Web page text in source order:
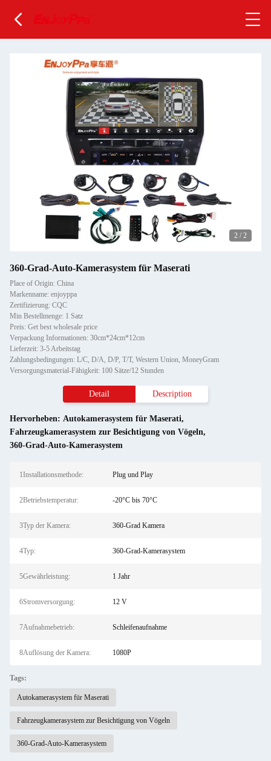
2 / 2
360-Grad-Auto-Kamerasystem für Maserati
Place of Origin: China
Markenname: enjoyppa
Zertifizierung: CQC
Min Bestellmenge: 1 Satz
Preis: Get best wholesale price
Verpackung Informationen: 30cm*24cm*12cm
Lieferzeit: 3-5 Arbeitstag
Zahlungsbedingungen: L/C, D/A, D/P, T/T, Western Union, MoneyGram
Versorgungsmaterial-Fähigkeit: 100 Sätze/12 Stunden
Detail Description
Hervorheben: Autokamerasystem für Maserati,
Fahrzeugkamerasystem zur Besichtigung von Vögeln,
360-Grad-Auto-Kamerasystem
1Installationsmethode: Plug und Play
2Betriebstemperatur: -20°C bis 70°C
3Typ der Kamera: 360-Grad Kamera
4Typ: 360-Grad-Kamerasystem
5Gewährleistung: 1 Jahr
6Stromversorgung: 12 V
7Aufnahmebetrieb: Schleifenaufnahme
8Auflösung der Kamera: 1080P
Tags:
Autokamerasystem für Maserati
Fahrzeugkamerasystem zur Besichtigung von Vögeln
360-Grad-Auto-Kamerasystem